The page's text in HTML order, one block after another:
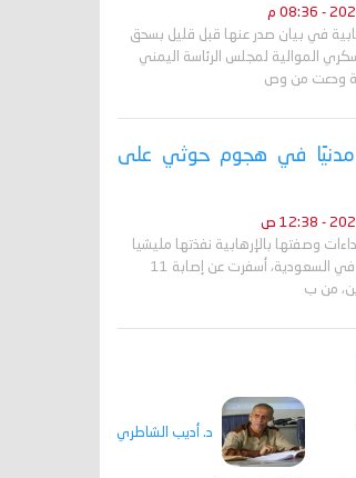
في بيان صدر عنها قبل قليل بسحق
الموالية لمجلس الرئاسة اليمني
ودعت من وص
عاجل / إصابة 11 مدنيًا في هجوم حوثي على
وصفتها بالإرهابية نفذتها مليشيا
الحوثي على منطقة نجران في السعودية، أسفرت عن إصابة 11
من ب
د. أديب الشاطري